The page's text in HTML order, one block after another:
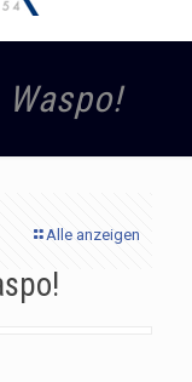
Alle anzeigen